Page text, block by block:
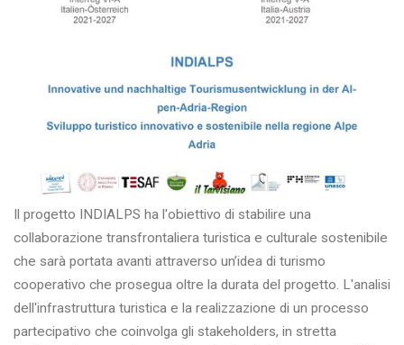
Il progetto INDIALPS ha l'obiettivo di stabilire una
collaborazione transfrontaliera turistica e culturale sostenibile
che sarà portata avanti attraverso un’idea di turismo
cooperativo che prosegua oltre la durata del progetto. L'analisi
dell'infrastruttura turistica e la realizzazione di un processo
partecipativo che coinvolga gli stakeholders, in stretta